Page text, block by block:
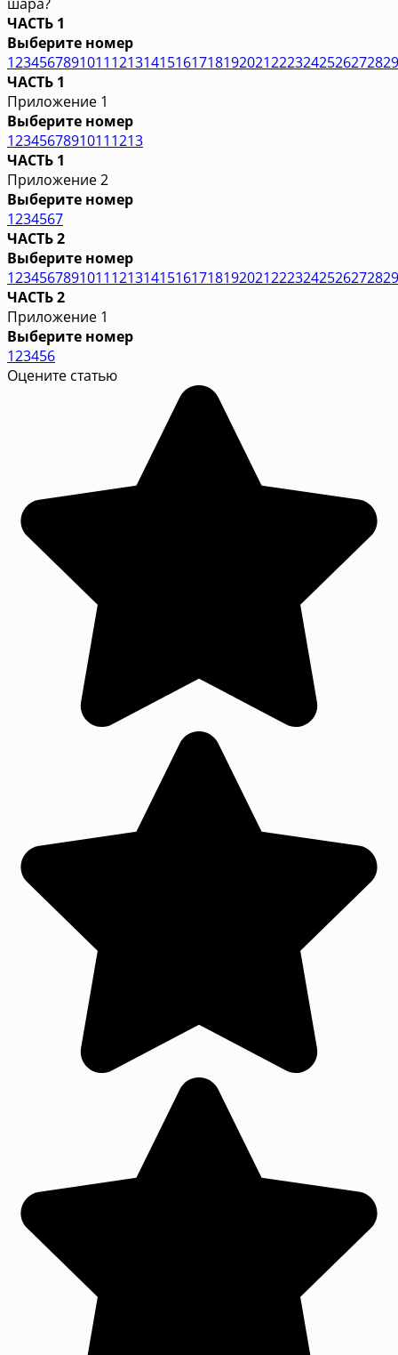
ЧАСТЬ 1
Выберите номер
1234567891011121314151617181920212223242526272829
ЧАСТЬ 1
Приложение 1
Выберите номер
12345678910111213
ЧАСТЬ 1
Приложение 2
Выберите номер
1234567
ЧАСТЬ 2
Выберите номер
1234567891011121314151617181920212223242526272829
ЧАСТЬ 2
Приложение 1
Выберите номер
123456
Оцените статью